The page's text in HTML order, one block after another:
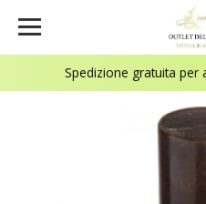
Spedizione gratuita per